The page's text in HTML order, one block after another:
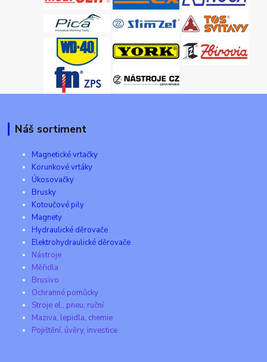
Náš sortiment
Magnetické vrtačky
Korunkové vrtáky
Úkosovačky
Brusky
Kotoučové pily
Magnety
Hydraulické děrovače
Elektrohydraulické děrovače
Nástroje
Měřidla
Brusivo
Ochranné pomůcky
Stroje el., pneu, ruční
Maziva, lepidla, chemie
Pojištění, úvěry, investice